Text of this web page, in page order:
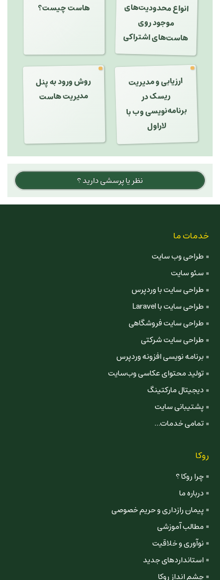
انواع محدودیت‌های
موجود روی
هاست‌های اشتراکی
هاست چیست؟
ارزیابی و مدیریت
ریسک در
برنامه‌نویسی وب با
لاراول
روش ورود به پنل
مدیریت هاست
نظر یا پرسشی دارید ؟
خدمات ما
طراحی وب سایت
سئو سایت
طراحی سایت با وردپرس
طراحی سایت با Laravel
طراحی سایت فروشگاهی
طراحی سایت شرکتی
برنامه نویسی افزونه وردپرس
تولید محتوای عکاسی وب‌سایت
دیجیتال مارکتینگ
پشتیبانی سایت
تمامی خدمات...
روکا
چرا روکا ؟
درباره ما
پیمان رازداری و حریم خصوصی
مطالب آموزشی
نوآوری و خلاقیت
استانداردهای جدید
چشم انداز روکا